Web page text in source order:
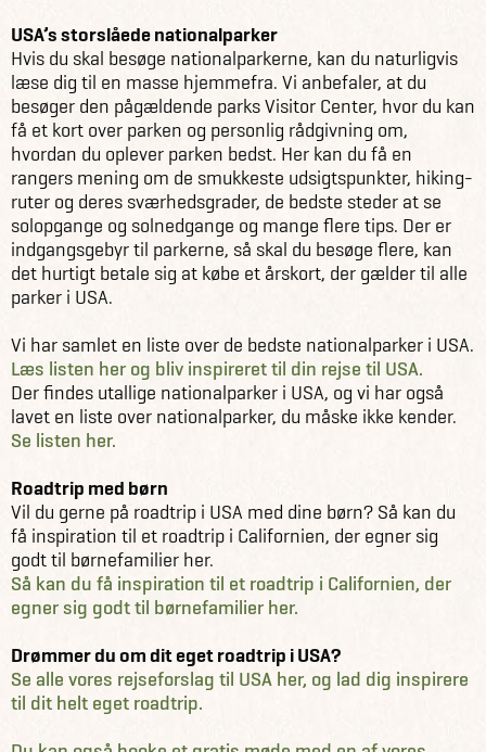
USA’s storslåede nationalparker
Hvis du skal besøge nationalparkerne, kan du naturligvis
læse dig til en masse hjemmefra. Vi anbefaler, at du
besøger den pågældende parks Visitor Center, hvor du kan
få et kort over parken og personlig rådgivning om,
hvordan du oplever parken bedst. Her kan du få en
rangers mening om de smukkeste udsigtspunkter, hiking-
ruter og deres sværhedsgrader, de bedste steder at se
solopgange og solnedgange og mange flere tips. Der er
indgangsgebyr til parkerne, så skal du besøge flere, kan
det hurtigt betale sig at købe et årskort, der gælder til alle
parker i USA.
Vi har samlet en liste over de bedste nationalparker i USA.
Læs listen her og bliv inspireret til din rejse til USA.
Der findes utallige nationalparker i USA, og vi har også
lavet en liste over nationalparker, du måske ikke kender.
Se listen her.
Roadtrip med børn
Vil du gerne på roadtrip i USA med dine børn? Så kan du
få inspiration til et roadtrip i Californien, der egner sig
godt til børnefamilier her.
Så kan du få inspiration til et roadtrip i Californien, der
egner sig godt til børnefamilier her.
Drømmer du om dit eget roadtrip i USA?
Se alle vores rejseforslag til USA her, og lad dig inspirere
til dit helt eget roadtrip.